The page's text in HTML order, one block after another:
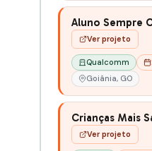
Aluno Sempre
Ver projeto
Qualcomm
Goiânia, GO
Crianças Mais
Ver projeto